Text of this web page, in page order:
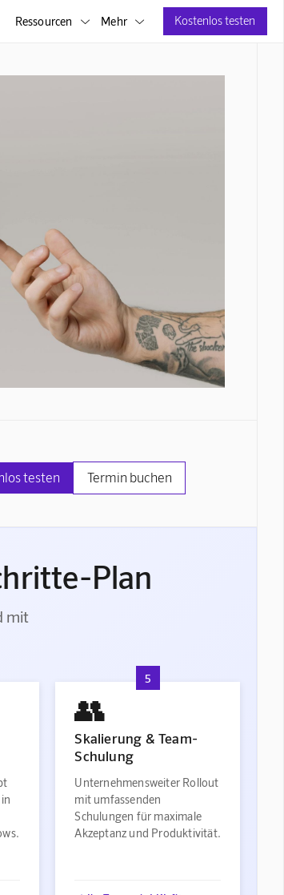
Ressourcen  Mehr  Kostenlos testen
testen Termin buchen
Plan
mit
5
👥
Skalierung & Team-
Schulung
Unternehmensweiter Rollout
mit umfassenden
Schulungen für maximale
Akzeptanz und Produktivität.